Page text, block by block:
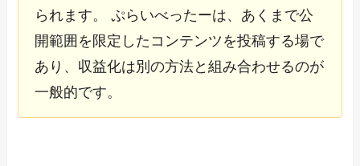
られます。 ぷらいべったーは、あくまで公
開範囲を限定したコンテンツを投稿する場で
あり、収益化は別の方法と組み合わせるのが
一般的です。